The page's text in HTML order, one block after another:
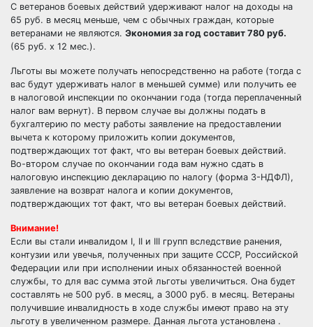
С ветеранов боевых действий удерживают налог на доходы на
65 руб. в месяц меньше, чем с обычных граждан, которые
ветеранами не являются. Экономия за год составит 780 руб.
(65 руб. х 12 мес.).
Льготы вы можете получать непосредственно на работе (тогда с
вас будут удерживать налог в меньшей сумме) или получить ее
в налоговой инспекции по окончании года (тогда переплаченный
налог вам вернут). В первом случае вы должны подать в
бухгалтерию по месту работы заявление на предоставлении
вычета к которому приложить копии документов,
подтверждающих тот факт, что вы ветеран боевых действий.
Во-втором случае по окончании года вам нужно сдать в
налоговую инспекцию декларацию по налогу (форма 3-НДФЛ),
заявление на возврат налога и копии документов,
подтверждающих тот факт, что вы ветеран боевых действий.
Внимание!
Если вы стали инвалидом I, II и III групп вследствие ранения,
контузии или увечья, полученных при защите СССР, Российской
Федерации или при исполнении иных обязанностей военной
службы, то для вас сумма этой льготы увеличиться. Она будет
составлять не 500 руб. в месяц, а 3000 руб. в месяц. Ветераны
получившие инвалидность в ходе службы имеют право на эту
льготу в увеличенном размере. Данная льгота установлена .